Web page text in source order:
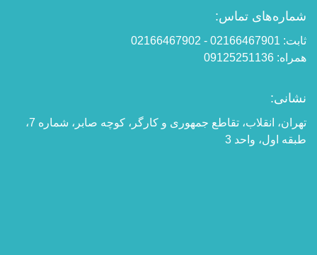
شماره‌های تماس:
ثابت: 02166467901 - 02166467902
همراه: 09125251136
نشانی:
تهران، انقلاب، تقاطع جمهوری و کارگر، کوچه صابر، شماره 7،
طبقه اول، واحد 3